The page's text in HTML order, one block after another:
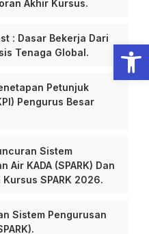
Akhir Kursus.
: Dasar Bekerja Dari
Tenaga Global.
Petunjuk
Pengurus Besar
Sistem
Air KADA (SPARK) Dan
SPARK 2026.
Sistem Pengurusan